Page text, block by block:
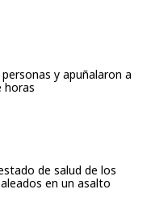
y apuñalaron a
horas
de salud de los
en un asalto